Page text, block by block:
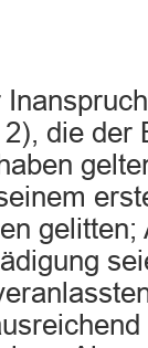
die der
gelitten;